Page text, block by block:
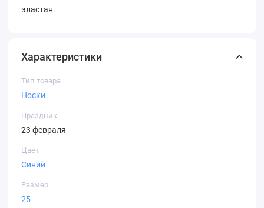
эластан.
Характеристики
Тип товара
Носки
Праздник
23 февраля
Цвет
Синий
Размер
25